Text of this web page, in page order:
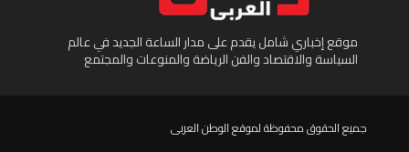
موقع إخباري شامل يقدم على مدار الساعة الجديد في عالم
السياسة والاقتصاد والفن الرياضة والمنوعات والمجتمع
جميع الحقوق محفوظة لموقع الوطن العربى